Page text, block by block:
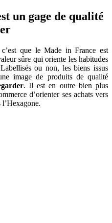
un gage de qualité
que le Made in France est
sûre qui oriente les habitudes
ou non, les biens issus
image de produits de qualité
. Il est en outre bien plus
d’orienter ses achats vers
l’Hexagone.